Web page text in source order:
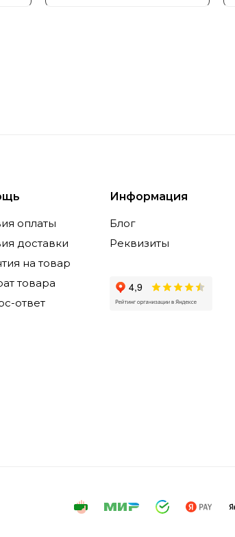
оплаты
доставки
на товар
товара
ответ
Информация
Блог
Реквизиты